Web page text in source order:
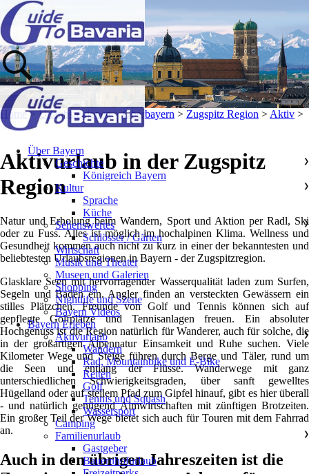
Home>Urlaubsregionen>Oberbayern > Zugspitz Region > Aktiv >
Aktivurlaub in der Zugspitz
Region
Natur und Erholung beim Wandern, Sport und Aktion per Radl, Ski
oder zu Fuss. Alles ist möglich im hochalpinen Klima. Wellness und
Gesundheit kommen auch nicht zu kurz in einer der bekanntesten und
beliebtesten Urlaubsregionen in Bayern - der Zugspitzregion.
Glasklare Seen mit hervorragender Wasserqualität laden zum Surfen,
Segeln und Baden ein. Angler finden an versteckten Gewässern ein
stilles Plätzchen. Freunde von Golf und Tennis können sich auf
gepflegte Golfplätze und Tennisanlagen freuen. Ein absoluter
Hochgenuss ist die Region natürlich für Wanderer, auch für solche, die
in der großartigen Alpennatur Einsamkeit und Ruhe suchen. Viele
Kilometer Wege und Steige führen durch Berge und Täler, rund um
die Seen und entlang der Flüsse. Wanderwege mit ganz
unterschiedlichen Schwierigkeitsgraden, über sanft gewelltes
Hügelland oder auf steilem Pfad zum Gipfel hinauf, gibt es hier überall
- und natürlich genügend Almwirtschaften mit zünftigen Brotzeiten.
Ein großer Teil der Wege bietet sich auch für Touren mit dem Fahrrad
an.
Auch in den übrigen Jahreszeiten ist die
Über Bayern
Geschichte
❯
Königreich Bayern
Kultur
❯
Sprache
Küche
Sehenswertes
❯
Schlösser / Gärten
Wirtschaft
Musik und Theater
Museen und Galerien
Shopping
Nightlife und Szene
Bayern Videos
Bayern Erleben
Aktivurlaub
❯
Wandern
Rad, Mountainbike und E-Bike
Reiten
Golf
Tennis und Squash
Wassersport
Camping
Familienurlaub
❯
Gastgeber
Bauernhofurlaub